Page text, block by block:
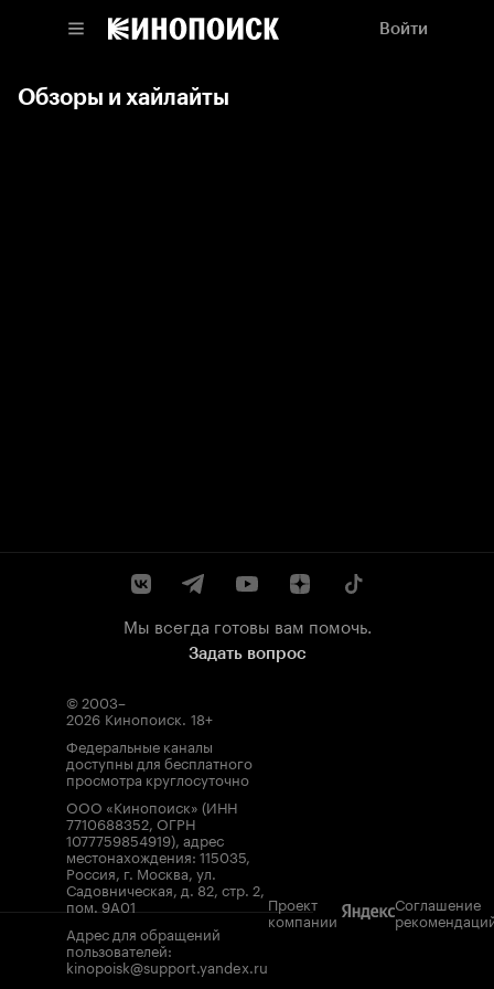
Войти
Обзоры и хайлайты
Мы всегда готовы вам помочь.
Задать вопрос
© 2003–
2026 Кинопоиск. 18+
Федеральные каналы
доступны для бесплатного
просмотра круглосуточно
ООО «Кинопоиск» (ИНН
7710688352, ОГРН
1077759854919), адрес
местонахождения: 115035,
Россия, г. Москва, ул.
Садовническая, д. 82, стр. 2,
пом. 9А01
Адрес для обращений
пользователей:
kinopoisk@support.yandex.ru
Проект
компании
Соглашение